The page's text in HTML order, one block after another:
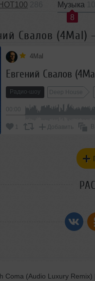
HOT100
Музыка
8
Свалов (4Mal)
4Mal
Евгений Свалов
Радио-шоу Deep House
Добавить
Coma (Audio Luxury Remix)